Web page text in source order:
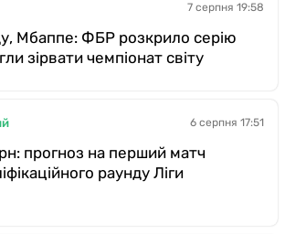
7 серпня 19:58
Мбаппе: ФБР розкрило серію
зірвати чемпіонат світу
6 серпня 17:51
прогноз на перший матч
раунду Ліги